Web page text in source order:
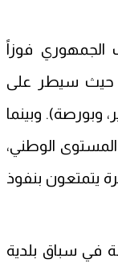
الجمهوري فوزاً
حيث سيطر على
وبورصة). وبينما
الوطني،
يتمتعون بنفوذ
في سباق بلدية